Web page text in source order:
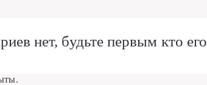
нет, будьте первым кто